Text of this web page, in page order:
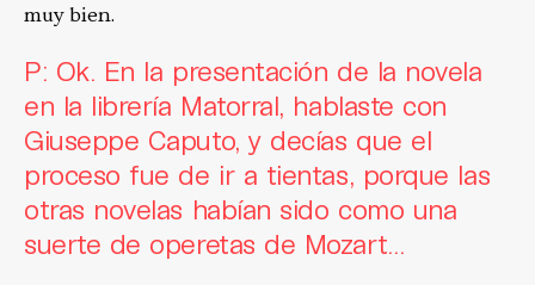
muy bien.
P: Ok. En la presentación de la novela
en la librería Matorral, hablaste con
Giuseppe Caputo, y decías que el
proceso fue de ir a tientas, porque las
otras novelas habían sido como una
suerte de operetas de Mozart…